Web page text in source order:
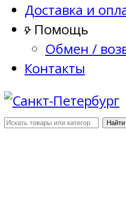
Доставка и
Помощь
Обмен /
Контакты
Найти